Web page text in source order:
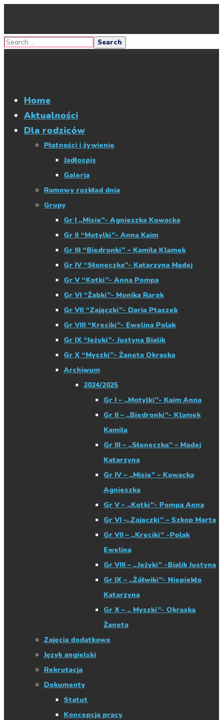
Home
Aktualności
Dla rodziców
Płatności i żywienie
Jadłospis
Galeria
Ramowy rozkład dnia
Grupy
Gr I „Misie”- Agnieszka Kowacka
Gr II “Motylki”- Anna Kaim
Gr III “Biedronki” – Kamila Klamek
Gr IV “Słoneczka”- Katarzyna Madej
Gr V “Kotki”- Anna Pompa
Gr VI “Żabki”- Monika Rarok
Gr VII “Zajączki”- Daria Ptaszek
Gr VIII “Kreciki”- Ewelina Polak
Gr IX “Jeżyki”- Justyna Bialik
Gr X “Myszki”- Żaneta Okraska
Archiwum
2024/2025
Gr I – „Motylki”- Kaim Anna
Gr II – „Biedronki”- Klamek
Kamila
Gr III – „Słoneczka” – Madej
Katarzyna
Gr IV – „Misie” – Kowacka
Agnieszka
Gr V – „Kotki”- Pompa Anna
Gr VI –„Zajączki” – Szkop Marta
Gr VII – „Kreciki” -Polak
Ewelina
Gr VIII – „Jeżyki” -Bialik Justyna
Gr IX – „Żółwiki”- Niepiekło
Katarzyna
Gr X – „ Myszki”- Okraska
Żaneta
Zajęcia dodatkowe
Język angielski
Rekrutacja
Dokumenty
Statut
Koncepcja pracy